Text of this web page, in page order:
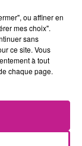
la bande
découvriront
refus du
Si vous
ou affiner en
mes choix".
sans
ce site. Vous
à tout
chaque page.